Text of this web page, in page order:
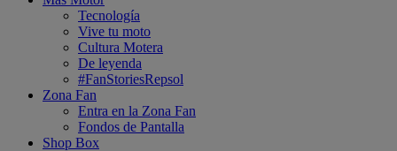
Tecnología
Vive tu moto
Cultura Motera
De leyenda
#FanStoriesRepsol
Zona Fan
Entra en la Zona Fan
Fondos de Pantalla
Shop Box